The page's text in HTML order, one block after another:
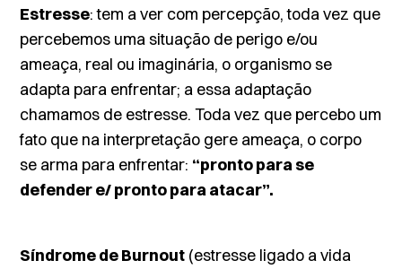
Estresse: tem a ver com percepção, toda vez que
percebemos uma situação de perigo e/ou
ameaça, real ou imaginária, o organismo se
adapta para enfrentar; a essa adaptação
chamamos de estresse. Toda vez que percebo um
fato que na interpretação gere ameaça, o corpo
se arma para enfrentar: “pronto para se
defender e/ pronto para atacar”.
Síndrome de Burnout (estresse ligado a vida